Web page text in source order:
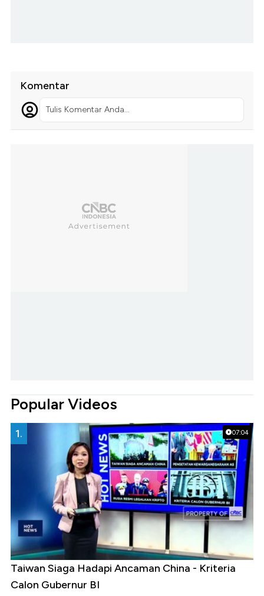
Komentar
Tulis Komentar Anda...
Popular Videos
07:04
1.
Taiwan Siaga Hadapi Ancaman China - Kriteria
Calon Gubernur BI